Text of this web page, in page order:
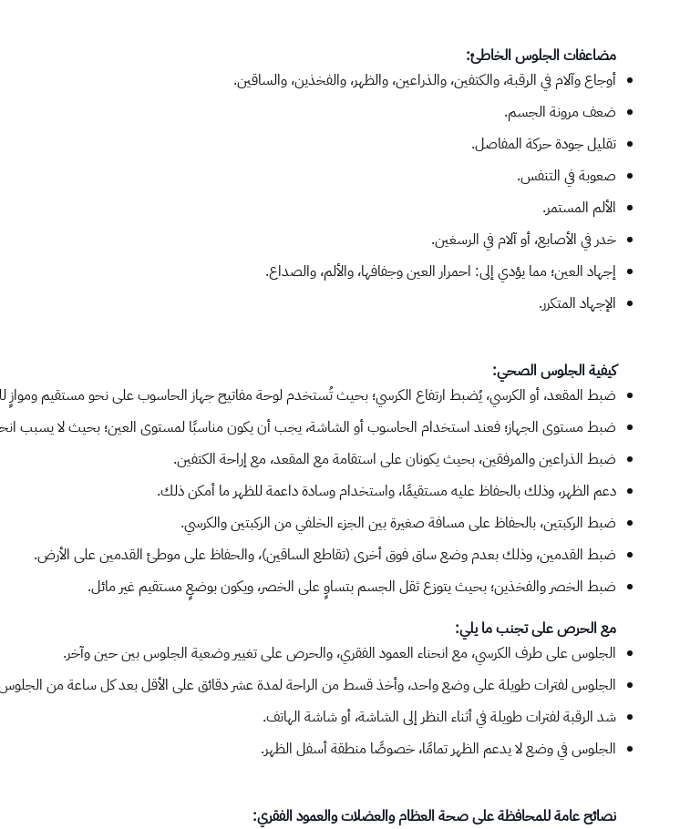
مضاعفات الجلوس الخاطئ:
​أوجاع وآلام في الرقبة، والكتفين، والذراعين، والظهر، والفخذين، والساقين.
ضعف مرونة الجسم.
تقليل جودة حركة المفاصل.
صعوبة في التنفس.
الألم المستمر.
خدر في الأصابع، أو آلام في الرسغين.
إجهاد العين؛ مما يؤدي إلى: احمرار العين وجفافها، والألم، والصداع.
الإجهاد المتكرر.
كيفية الجلوس الصحي:
ضبط المقعد، أو الكرسي، يُضبط ارتفاع الكرسي؛ بحيث تُستخدم لوحة مفاتيح جهاز الحاسوب على نحو مستقيم وموازٍ
​ضبط مستوى الجهاز؛ فعند استخدام الحاسوب أو الشاشة، يجب أن يكون مناسبًا لمستوى العين؛ بحيث لا يسبب
ضبط الذراعين والمرفقين، بحيث يكونان على استقامة مع المقعد، مع إراحة الكتفين.
دعم الظهر، وذلك بالحفاظ عليه مستقيمًا، واستخدام وسادة داعمة للظهر ما أمكن ذلك.
ضبط الركبتين، بالحفاظ على مسافة صغيرة بين الجزء الخلفي من الركبتين والكرسي.
ضبط القدمين، وذلك بعدم وضع ساق فوق أخرى (تقاطع الساقين)، والحفاظ على موطئ القدمين على الأرض.
ضبط الخصر والفخذين؛ بحيث يتوزع ثقل الجسم بتساوٍ على الخصر، ويكون بوضعٍ مستقيم غير مائل.
مع الحرص على تجنب ما يلي:
​الجلوس على طرف الكرسي، مع انحناء العمود الفقري، والحرص على تغيير وضعية الجلوس بين حين وآخر.
الجلوس لفترات طويلة على وضع واحد، وأخذ قسط من الراحة لمدة عشر دقائق على الأقل بعد كل ساعة من
شد الرقبة لفترات طويلة في أثناء النظر إلى الشاشة، أو شاشة الهاتف.
الجلوس في وضع لا يدعم الظهر تمامًا، خصوصًا منطقة أسفل الظهر.
نصائح عامة للمحافظة على صحة العظام والعضلات والعمود الفقري: